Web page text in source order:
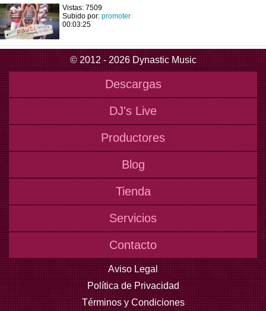
Vistas: 7509
Subido por: promoter
00:03:25
© 2012 - 2026 Dynastic Music
Descargas
DJ's Live
Productores
Blog
Tienda
Servicios
Contacto
Aviso Legal
Política de Privacidad
Términos y Condiciones